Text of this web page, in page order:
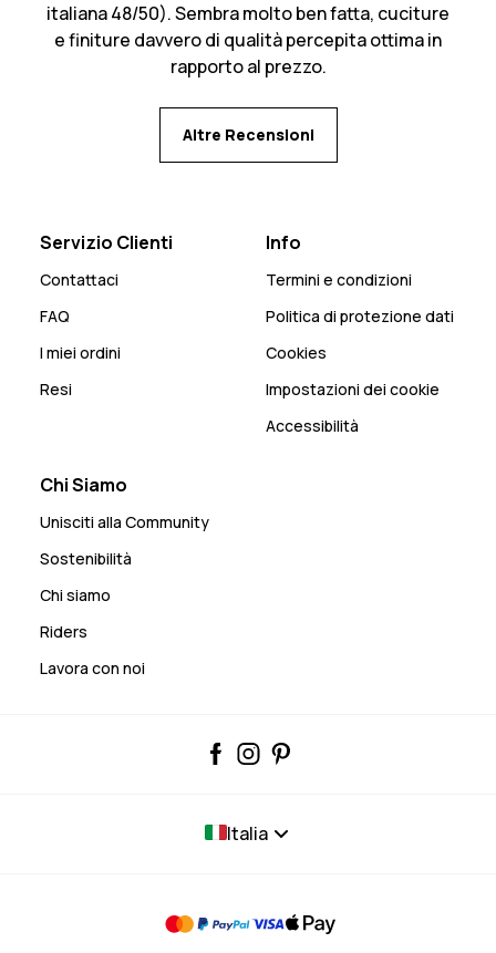
italiana 48/50). Sembra molto ben fatta, cuciture
e finiture davvero di qualità percepita ottima in
rapporto al prezzo.
Altre Recensioni
Servizio Clienti
Contattaci
FAQ
I miei ordini
Resi
Info
Termini e condizioni
Politica di protezione dati
Cookies
Impostazioni dei cookie
Accessibilità
Chi Siamo
Unisciti alla Community
Sostenibilità
Chi siamo
Riders
Lavora con noi
Italia